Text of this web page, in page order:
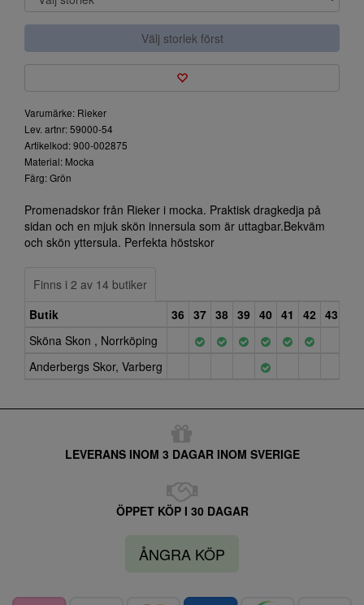
Välj storlek först
Varumärke: Rieker
Lev. artnr: 59000-54
Artikelkod: 900-002875
Material: Mocka
Färg: Grön
Promenadskor från Rieker i mocka. Praktisk dragkedja på
sidan och en mjuk skön innersula som är uttagbar.Bekväm
och skön yttersula. Perfekta höstskor
Finns i 2 av 14 butiker
Butik
36 37 38 39 40 41 42 43
Sköna Skon , Norrköping
Anderbergs Skor, Varberg
LEVERANS INOM 3 DAGAR INOM SVERIGE
ÖPPET KÖP I 30 DAGAR
ÅNGRA KÖP